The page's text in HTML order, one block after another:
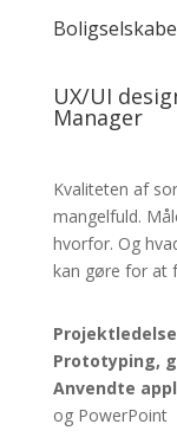
UX/UI
Manager
Kvaliteten af
mangelfuld.
hvorfor. Og
kan gøre for at
Prototyping,
Anvendte
og PowerPoint